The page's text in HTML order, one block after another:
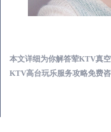
本文详细为你解答荤KTV真
KTV高台玩乐服务攻略免费